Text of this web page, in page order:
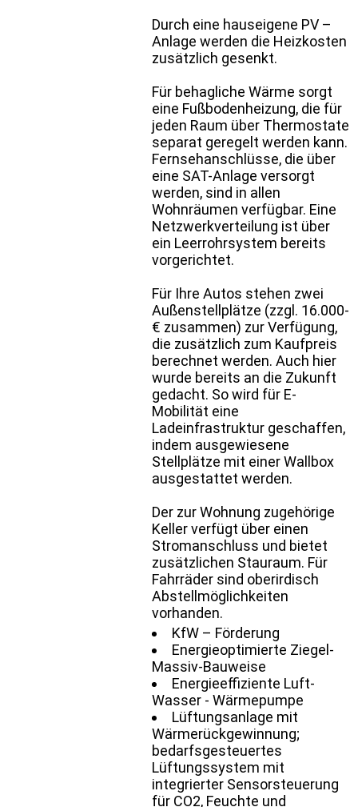
Durch eine hauseigene PV –
Anlage werden die Heizkosten
zusätzlich gesenkt.
Für behagliche Wärme sorgt
eine Fußbodenheizung, die für
jeden Raum über Thermostate
separat geregelt werden kann.
Fernsehanschlüsse, die über
eine SAT-Anlage versorgt
werden, sind in allen
Wohnräumen verfügbar. Eine
Netzwerkverteilung ist über
ein Leerrohrsystem bereits
vorgerichtet.
Für Ihre Autos stehen zwei
Außenstellplätze (zzgl. 16.000-
€ zusammen) zur Verfügung,
die zusätzlich zum Kaufpreis
berechnet werden. Auch hier
wurde bereits an die Zukunft
gedacht. So wird für E-
Mobilität eine
Ladeinfrastruktur geschaffen,
indem ausgewiesene
Stellplätze mit einer Wallbox
ausgestattet werden.
Der zur Wohnung zugehörige
Keller verfügt über einen
Stromanschluss und bietet
zusätzlichen Stauraum. Für
Fahrräder sind oberirdisch
Abstellmöglichkeiten
vorhanden.
KfW – Förderung
Energieoptimierte Ziegel-
Massiv-Bauweise
Energieeffiziente Luft-
Wasser - Wärmepumpe
Lüftungsanlage mit
Wärmerückgewinnung;
bedarfsgesteuertes
Lüftungssystem mit
integrierter Sensorsteuerung
für CO2, Feuchte und